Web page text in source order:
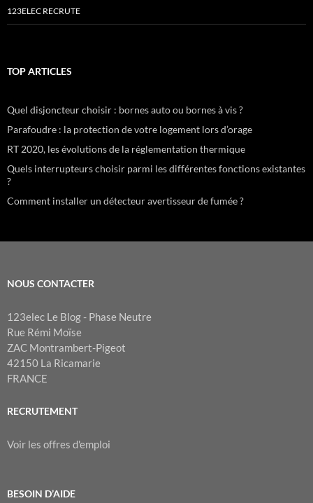
123ELEC RECRUTE
TOP ARTICLES
Quel disjoncteur choisir : bornes auto ou bornes à vis ?
Parafoudre : la protection de votre logement lors d’orage
RT 2020, les évolutions de la réglementation thermique
Quels interrupteurs choisir parmi les différentes fonctions existantes
?
Comment installer un détecteur avertisseur de fumée ?
NOUS CONTACTER
123elec Le Blog - Phase Neutre
Rue Rémi Moïse
ZAC Montrambert-Pigeot
42150 La Ricamarie
FRANCE
RECRUTEMENT
Voir les offres d'emploi
BESOIN D’AIDE